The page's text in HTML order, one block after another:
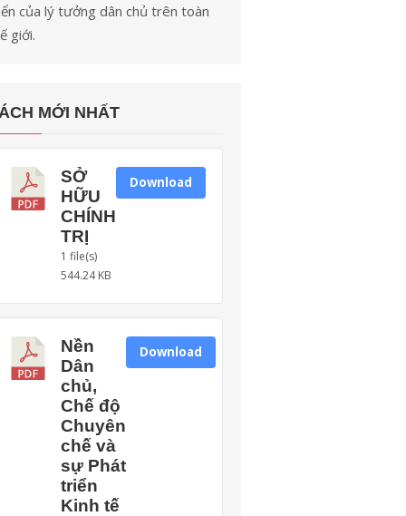
của lý tưởng dân chủ trên toàn
giới.
MỚI NHẤT
SỞ
HỮU
CHÍNH
TRỊ
1 file(s)
544.24 KB
Download
Nền
Dân
chủ,
Chế độ
Chuyên
chế và
sự Phát
triển
Kinh tế
Download